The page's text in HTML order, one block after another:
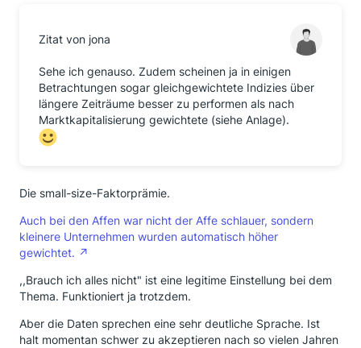
Zitat von jona
Sehe ich genauso. Zudem scheinen ja in einigen
Betrachtungen sogar gleichgewichtete Indizies über
längere Zeiträume besser zu performen als nach
Marktkapitalisierung gewichtete (siehe Anlage).
Die small-size-Faktorprämie.
Auch bei den Affen war nicht der Affe schlauer, sondern
kleinere Unternehmen wurden automatisch höher
gewichtet.
,,Brauch ich alles nicht" ist eine legitime Einstellung bei dem
Thema. Funktioniert ja trotzdem.
Aber die Daten sprechen eine sehr deutliche Sprache. Ist
halt momentan schwer zu akzeptieren nach so vielen Jahren